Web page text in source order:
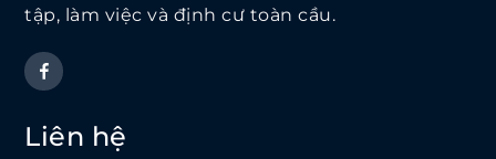
tập, làm việc và định cư toàn cầu.
Liên hệ